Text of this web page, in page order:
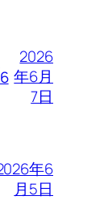
2026
年6月
7日
年6
月5日